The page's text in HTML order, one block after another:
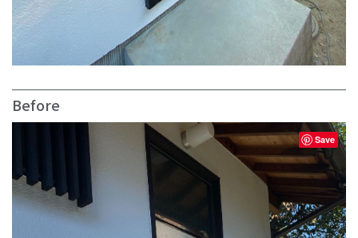
Before
Save